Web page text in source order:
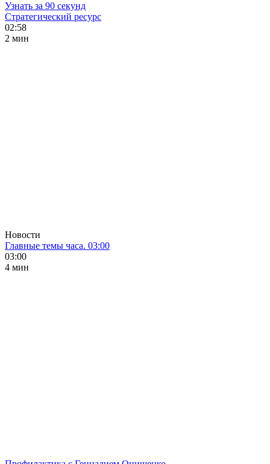
Узнать за 90 секунд
Стратегический ресурс
02:58
2 мин
Новости
Главные темы часа. 03:00
03:00
4 мин